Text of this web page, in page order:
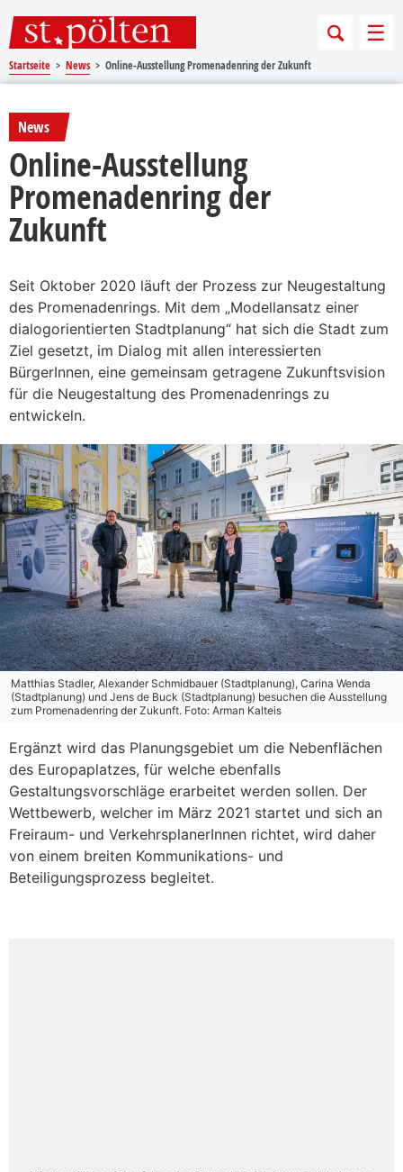
Startseite News Online-Ausstellung Promenadenring der Zukunft
News
Online-Ausstellung
Promenadenring der
Zukunft
Seit Oktober 2020 läuft der Prozess zur Neugestaltung
des Promenadenrings. Mit dem „Modellansatz einer
dialogorientierten Stadtplanung“ hat sich die Stadt zum
Ziel gesetzt, im Dialog mit allen interessierten
BürgerInnen, eine gemeinsam getragene Zukunftsvision
für die Neugestaltung des Promenadenrings zu
entwickeln.
Matthias Stadler, Alexander Schmidbauer (Stadtplanung), Carina Wenda
(Stadtplanung) und Jens de Buck (Stadtplanung) besuchen die Ausstellung
zum Promenadenring der Zukunft. Foto: Arman Kalteis
Ergänzt wird das Planungsgebiet um die Nebenflächen
des Europaplatzes, für welche ebenfalls
Gestaltungsvorschläge erarbeitet werden sollen. Der
Wettbewerb, welcher im März 2021 startet und sich an
Freiraum- und VerkehrsplanerInnen richtet, wird daher
von einem breiten Kommunikations- und
Beteiligungsprozess begleitet.